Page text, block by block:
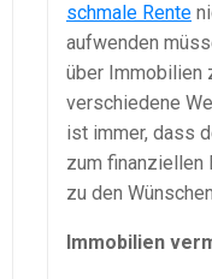
schmale Rente
aufwenden
über Immobilien
verschiedene
ist immer, dass
zum finanziellen
zu den
Immobilien